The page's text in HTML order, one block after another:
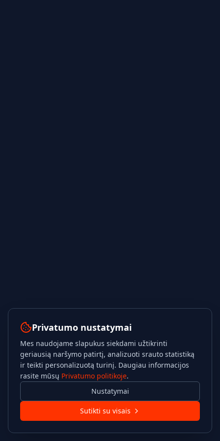
Privatumo nustatymai
Mes naudojame slapukus siekdami užtikrinti
geriausią naršymo patirtį, analizuoti srauto statistiką
ir teikti personalizuotą turinį. Daugiau informacijos
rasite mūsų Privatumo politikoje.
Nustatymai
Sutikti su visais